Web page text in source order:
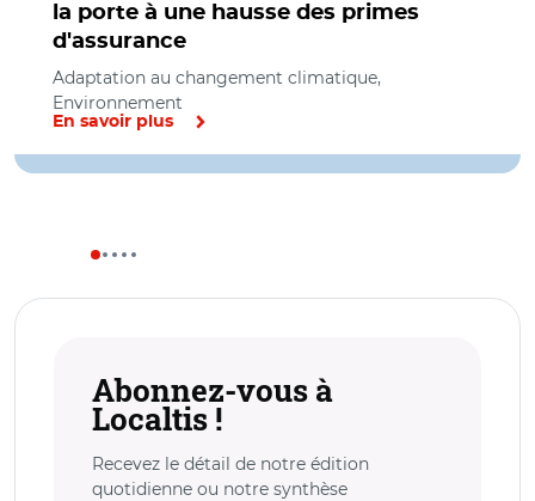
la porte à une hausse des primes
d'assurance
Adaptation au changement climatique,
Environnement
En savoir plus
Abonnez-vous à
Localtis !
Recevez le détail de notre édition
quotidienne ou notre synthèse